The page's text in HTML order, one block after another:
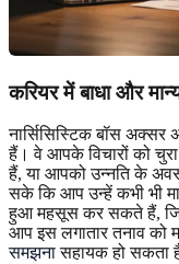
करियर में बाधा और
नार्सिसिस्टिक बॉस अक्सर
हैं। वे आपके विचारों को
हैं, या आपको उन्नति के
सके कि आप उन्हें कभी भी
हुआ महसूस कर सकते हैं,
आप इस लगातार तनाव
समझनासहायक हो सकता